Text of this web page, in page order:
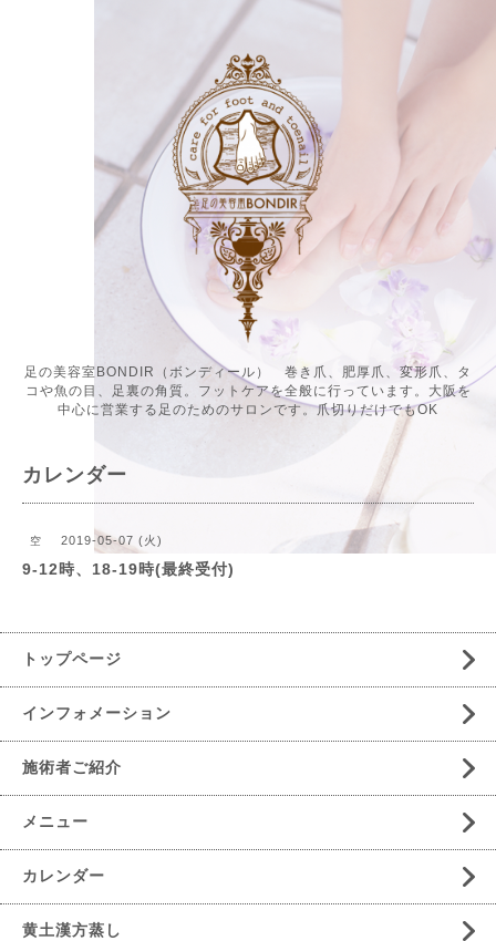
足の美容室BONDIR（ボンディール） 巻き爪、肥厚爪、変形爪、タ
コや魚の目、足裏の角質。フットケアを全般に行っています。大阪を
中心に営業する足のためのサロンです。爪切りだけでもOK
カレンダー
空 2019-05-07 (火)
9-12時、18-19時(最終受付)
トップページ
インフォメーション
施術者ご紹介
メニュー
カレンダー
黄土漢方蒸し